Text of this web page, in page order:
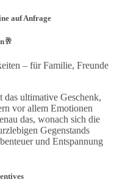
auf Anfrage
🥂
– für Familie, Freunde
das ultimative Geschenk,
vor allem Emotionen
das, wonach sich die
Gegenstands
und Entspannung